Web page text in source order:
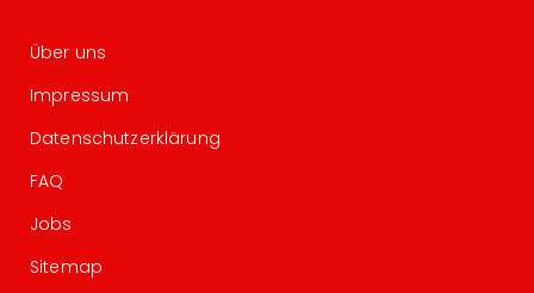
Über uns
Impressum
Datenschutzerklärung
FAQ
Jobs
Sitemap